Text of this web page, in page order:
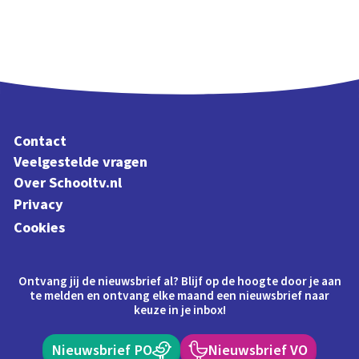
Contact
Veelgestelde vragen
Over Schooltv.nl
Privacy
Cookies
Ontvang jij de nieuwsbrief al? Blijf op de hoogte door je aan
te melden en ontvang elke maand een nieuwsbrief naar
keuze in je inbox!
Nieuwsbrief PO Nieuwsbrief VO